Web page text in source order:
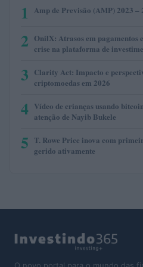
1 Amp de Previsão (AMP) 2023 –
2 OnilX: Atrasos em pagamentos
crise na plataforma de
3 Clarity Act: Impacto e
criptomoedas em 2026
4 Vídeo de crianças usando
atenção de Nayib Bukele
5 T. Rowe Price inova com
gerido ativamente